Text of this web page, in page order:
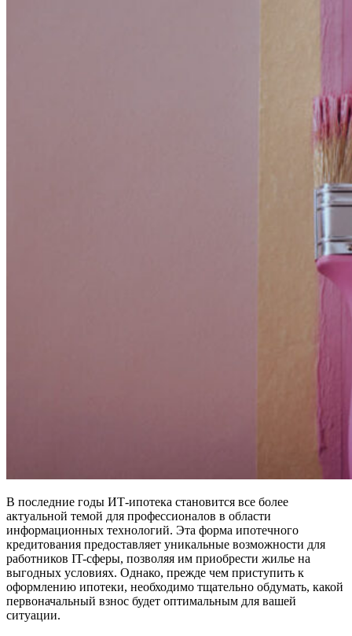
В последние годы ИТ-ипотека становится все более
актуальной темой для профессионалов в области
информационных технологий. Эта форма ипотечного
кредитования предоставляет уникальные возможности для
работников IT-сферы, позволяя им приобрести жилье на
выгодных условиях. Однако, прежде чем приступить к
оформлению ипотеки, необходимо тщательно обдумать, какой
первоначальный взнос будет оптимальным для вашей
ситуации.